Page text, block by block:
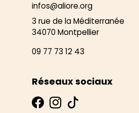
infos@aliore.org
3 rue de la Méditerranée
34070 Montpellier
09 77 73 12 43
Réseaux sociaux